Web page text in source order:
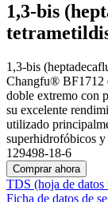
1,3-bis
1,3-bis
Changfu® BF1712
doble extremo con
su excelente
utilizado
superhidrofóbicos
129498-18-6
Comprar ahora
TDS (hoja de datos
Ficha de datos de